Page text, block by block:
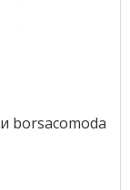
borsacomoda